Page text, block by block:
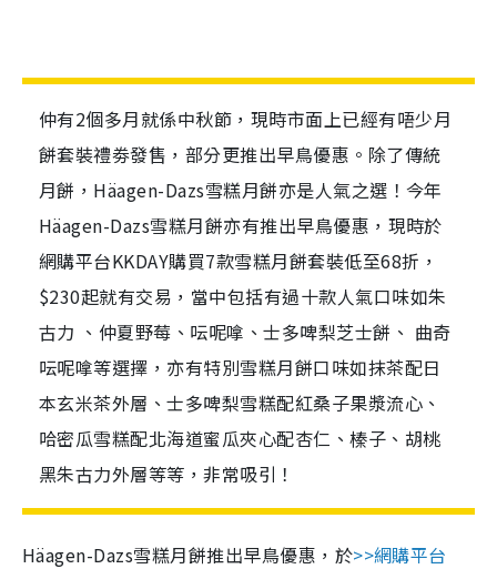
仲有2個多月就係中秋節，現時市面上已經有唔少月
餅套裝禮劵發售，部分更推出早鳥優惠。除了傳統
月餅，Häagen-Dazs雪糕月餅亦是人氣之選！今年
Häagen-Dazs雪糕月餅亦有推出早鳥優惠，現時於
網購平台KKDAY購買7款雪糕月餅套裝低至68折，
$230起就有交易，當中包括有過十款人氣口味如朱
古力 、仲夏野莓、呍呢嗱、士多啤梨芝士餅、 曲奇
呍呢嗱等選擇，亦有特別雪糕月餅口味如抹茶配日
本玄米茶外層、士多啤梨雪糕配紅桑子果漿流心、
哈密瓜雪糕配北海道蜜瓜夾心配杏仁、榛子、胡桃
黑朱古力外層等等，非常吸引！
Häagen-Dazs雪糕月餅推出早鳥優惠，於>>網購平台